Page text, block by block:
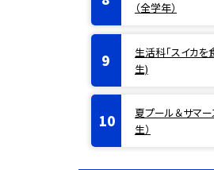
（全学年）
生活科「スイカを
生)
夏プール＆サマー
生）